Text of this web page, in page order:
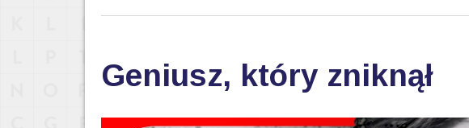
Geniusz, który zniknął